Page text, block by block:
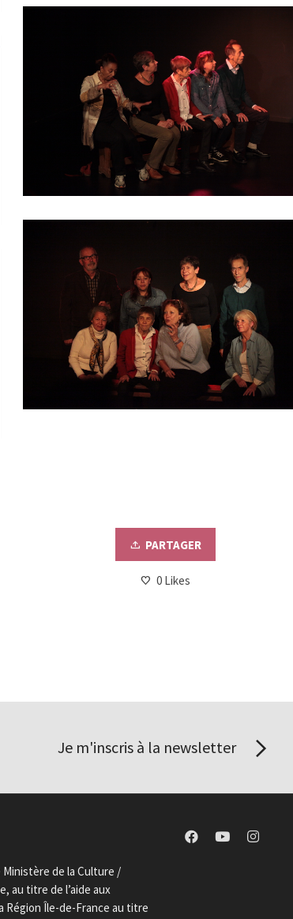
PARTAGER
0 Likes
Je m'inscris à la newsletter
Ministère de la Culture /
au titre de l’aide aux
Région Île-de-France au titre